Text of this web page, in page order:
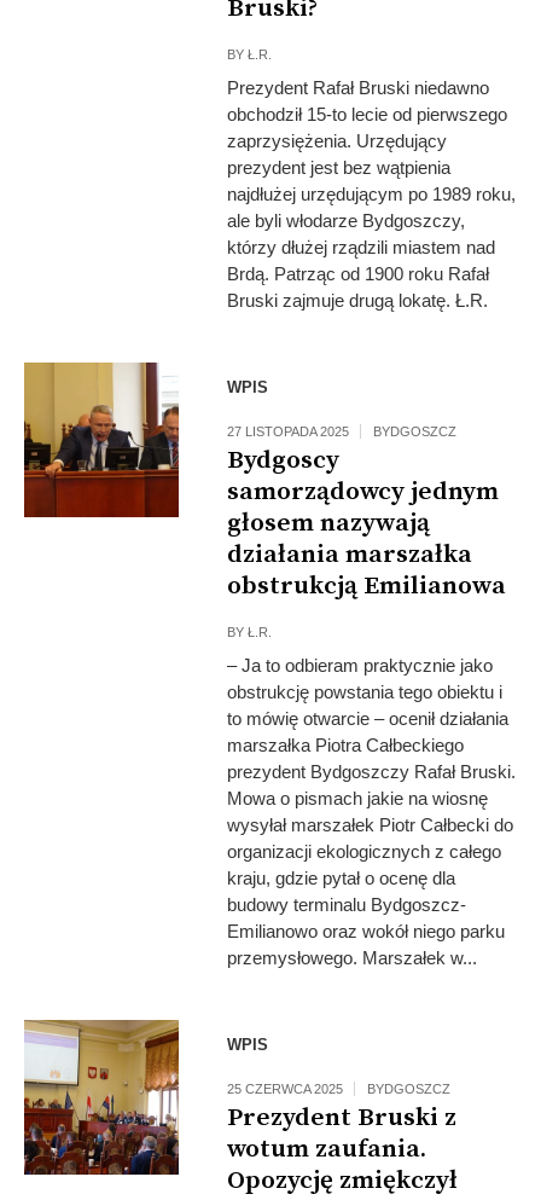
Bruski?
BYŁ.R.
Prezydent Rafał Bruski niedawno
obchodził 15-to lecie od pierwszego
zaprzysiężenia. Urzędujący
prezydent jest bez wątpienia
najdłużej urzędującym po 1989 roku,
ale byli włodarze Bydgoszczy,
którzy dłużej rządzili miastem nad
Brdą. Patrząc od 1900 roku Rafał
Bruski zajmuje drugą lokatę. Ł.R.
WPIS
27 LISTOPADA 2025 BYDGOSZCZ
Bydgoscy
samorządowcy jednym
głosem nazywają
działania marszałka
obstrukcją Emilianowa
BYŁ.R.
– Ja to odbieram praktycznie jako
obstrukcję powstania tego obiektu i
to mówię otwarcie – ocenił działania
marszałka Piotra Całbeckiego
prezydent Bydgoszczy Rafał Bruski.
Mowa o pismach jakie na wiosnę
wysyłał marszałek Piotr Całbecki do
organizacji ekologicznych z całego
kraju, gdzie pytał o ocenę dla
budowy terminalu Bydgoszcz-
Emilianowo oraz wokół niego parku
przemysłowego. Marszałek w...
WPIS
25 CZERWCA 2025 BYDGOSZCZ
Prezydent Bruski z
wotum zaufania.
Opozycję zmiękczył